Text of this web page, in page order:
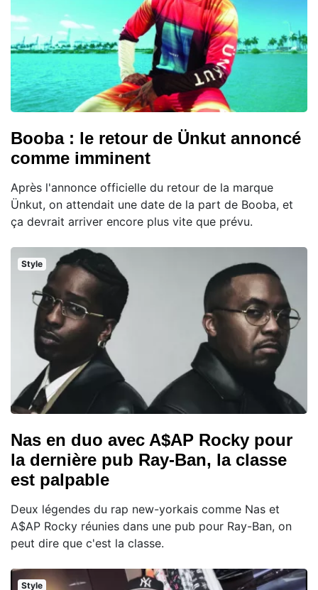
Booba : le retour de Ünkut annoncé
comme imminent
Après l'annonce officielle du retour de la marque
Ünkut, on attendait une date de la part de Booba, et
ça devrait arriver encore plus vite que prévu.
Style
Nas en duo avec A$AP Rocky pour
la dernière pub Ray-Ban, la classe
est palpable
Deux légendes du rap new-yorkais comme Nas et
A$AP Rocky réunies dans une pub pour Ray-Ban, on
peut dire que c'est la classe.
Style